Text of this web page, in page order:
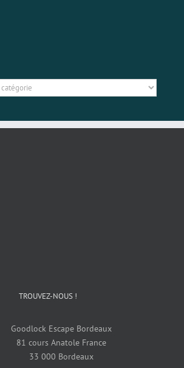
TROUVEZ-NOUS !
Goodlock Escape Bordeaux
81 cours Anatole France
33 000 Bordeaux